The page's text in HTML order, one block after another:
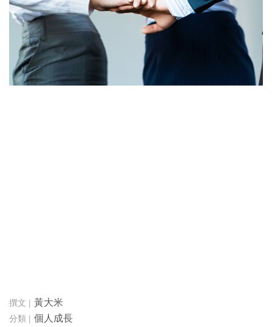
黃大米
個人成長